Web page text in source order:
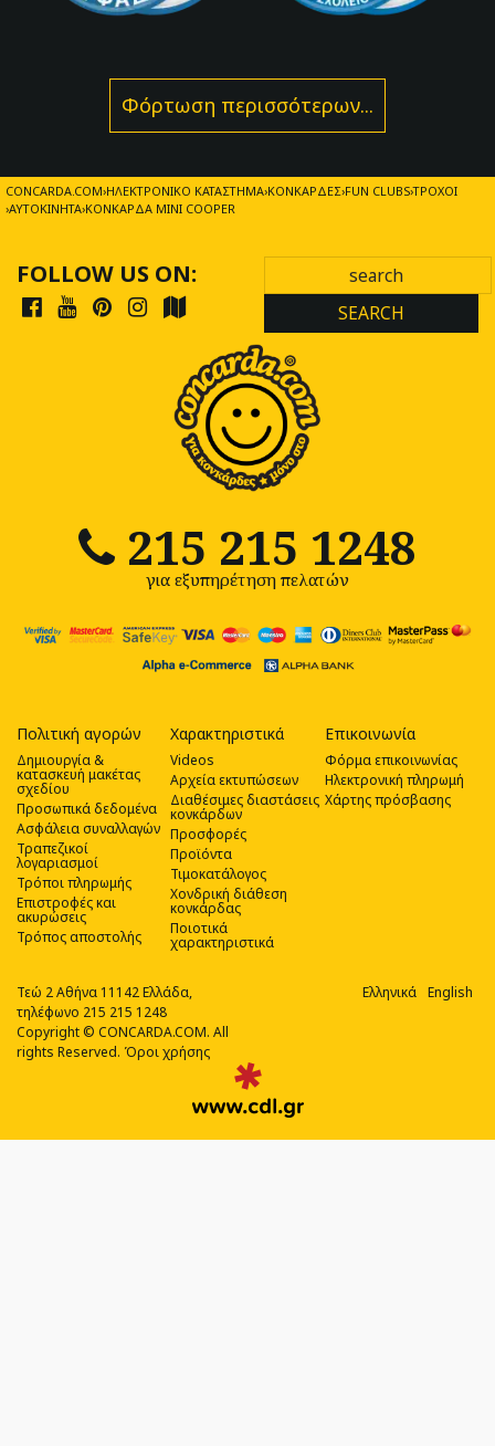
Φόρτωση περισσότερων...
CONCARDA.COM ΗΛΕΚΤΡΟΝΙΚΌ ΚΑΤΆΣΤΗΜΑ ΚΟΝΚΆΡΔΕΣ FUN CLUBS ΤΡΟΧΟΊ
ΑΥΤΟΚΊΝΗΤΑ ΚΟΝΚΆΡΔΑ MINI COOPER
FOLLOW US ON:
SEARCH
215 215 1248
για εξυπηρέτηση πελατών
Πολιτική αγορών
Δημιουργία &
κατασκευή μακέτας
σχεδίου
Προσωπικά δεδομένα
Ασφάλεια συναλλαγών
Τραπεζικοί
λογαριασμοί
Τρόποι πληρωμής
Επιστροφές και
ακυρώσεις
Τρόπος αποστολής
Χαρακτηριστικά
Videos
Αρχεία εκτυπώσεων
Διαθέσιμες διαστάσεις
κονκάρδων
Προσφορές
Προϊόντα
Τιμοκατάλογος
Χονδρική διάθεση
κονκάρδας
Ποιοτικά
χαρακτηριστικά
Επικοινωνία
Φόρμα επικοινωνίας
Ηλεκτρονική πληρωμή
Χάρτης πρόσβασης
Τεώ 2 Αθήνα 11142 Ελλάδα,
τηλέφωνο 215 215 1248
Copyright © CONCARDA.COM. All
rights Reserved. Όροι χρήσης
Ελληνικά English
Design,